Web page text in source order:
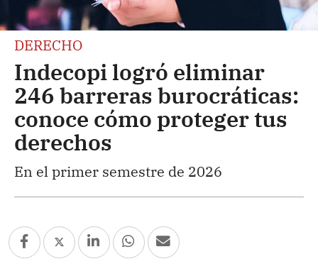
DERECHO
Indecopi logró eliminar
246 barreras burocráticas:
conoce cómo proteger tus
derechos
En el primer semestre de 2026